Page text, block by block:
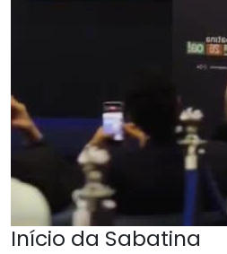
Início da Sabatina